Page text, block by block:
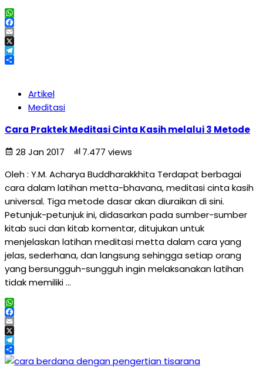
WhatsApp
Facebook
Email
X
Telegram
Artikel
Meditasi
Cara Praktek Meditasi Cinta Kasih melalui 3 Metode
28 Jan 2017
7.477 views
Oleh : Y.M. Acharya Buddharakkhita Terdapat berbagai
cara dalam latihan metta-bhavana, meditasi cinta kasih
universal. Tiga metode dasar akan diuraikan di sini.
Petunjuk-petunjuk ini, didasarkan pada sumber-sumber
kitab suci dan kitab komentar, ditujukan untuk
menjelaskan latihan meditasi metta dalam cara yang
jelas, sederhana, dan langsung sehingga setiap orang
yang bersungguh-sungguh ingin melaksanakan latihan
tidak memiliki …
WhatsApp
Facebook
Email
X
Telegram
Share